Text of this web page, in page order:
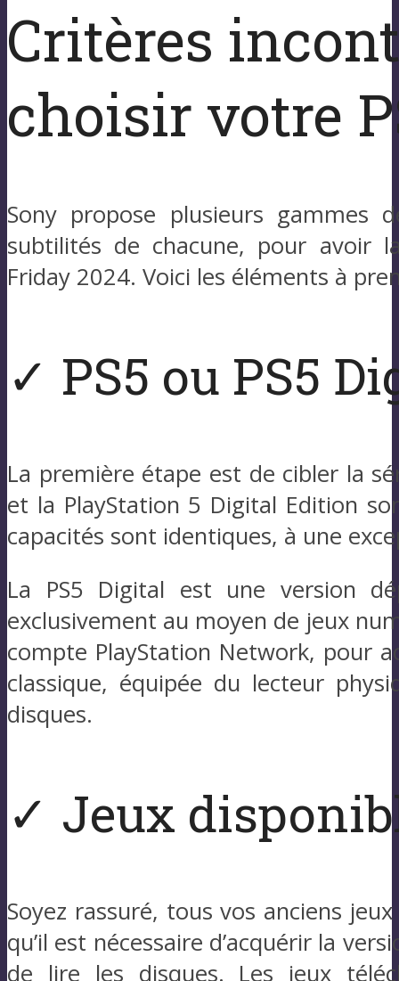
Critères
choisir votre
Sony propose plusieurs
subtilités de chacune, pour avoir
Friday 2024. Voici les éléments à
✓ PS5 ou PS5
La première étape est de cibler la
et la PlayStation 5 Digital Edition
capacités sont identiques, à une
La PS5 Digital est une version
exclusivement au moyen de jeux
compte PlayStation Network, pour
classique, équipée du lecteur
disques.
✓ Jeux
Soyez rassuré, tous vos anciens
qu’il est nécessaire d’acquérir la
de lire les disques. Les jeux